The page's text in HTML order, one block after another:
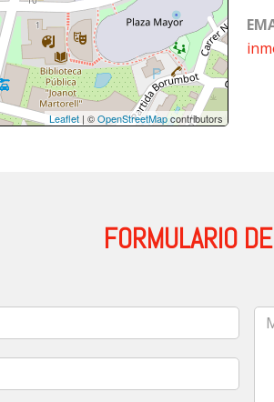
Leaflet | ©OpenStreetMapcontributors
FORMULARIO